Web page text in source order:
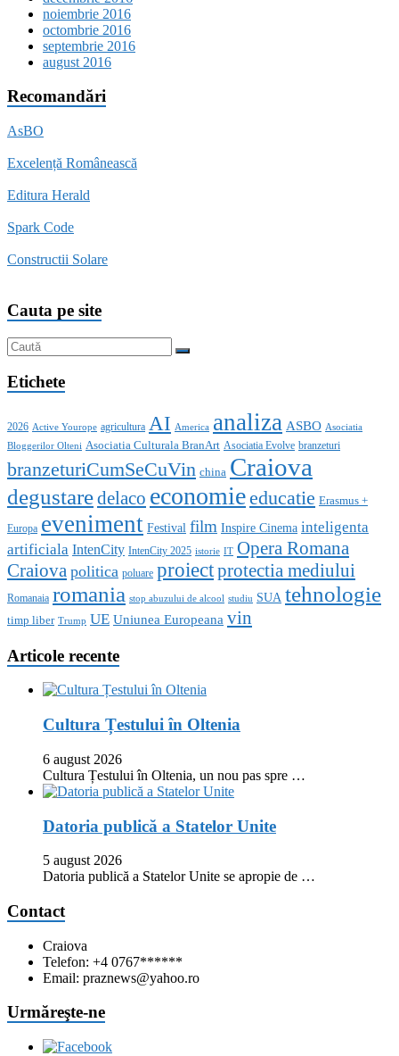
noiembrie 2016
octombrie 2016
septembrie 2016
august 2016
Recomandări
AsBO
Excelență Românească
Editura Herald
Spark Code
Constructii Solare
Cauta pe site
Etichete
2026 Active Yourope agricultura AI America analiza ASBO Asociatia
Bloggerilor Olteni Asociatia Culturala BranArt Asociatia Evolve branzeturi
branzeturiCumSeCuVin china Craiova
degustaredelaco economieeducatie Erasmus +
Europa eveniment Festival film Inspire Cinema inteligenta
artificiala IntenCity IntenCity 2025 istorie IT Opera Romana
Craiova politica poluare proiectprotectia mediului
Romanaia romania stop abuzului de alcool studiu SUA tehnologie
timp liber Trump UE Uniunea Europeana vin
Articole recente
Cultura Țestului în Oltenia
6 august 2026
Cultura Țestului în Oltenia, un nou pas spre …
Datoria publică a Statelor Unite
5 august 2026
Datoria publică a Statelor Unite se apropie de …
Contact
Craiova
Telefon: +4 0767******
Email: praznews@yahoo.ro
Urmăreşte-ne